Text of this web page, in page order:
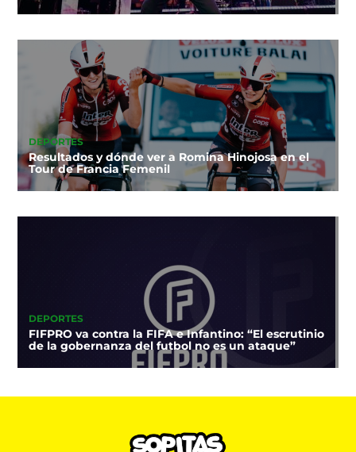
DEPORTES
Resultados y dónde ver a Romina Hinojosa en el
Tour de Francia Femenil
DEPORTES
FIFPRO va contra la FIFA e Infantino: “El escrutinio
de la gobernanza del futbol no es un ataque”